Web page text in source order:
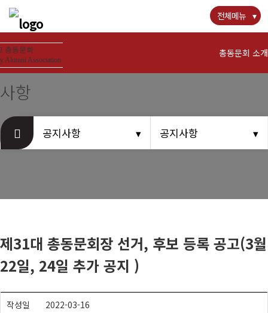
전체메뉴
총동문회 소개
뉴스
총동문회
Alumni Association
항
공지사항 공지사항
제31대 총동문회장 선거, 후보 등록 공고(3월
22일, 24일 추가 공지 )
작성일 2022-03-16